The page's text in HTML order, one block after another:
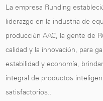
La empresa Runding
liderazgo en la industria de
producción AAC, la gente de
calidad y la innovación, para
estabilidad y economía,
integral de productos
satisfactorios..